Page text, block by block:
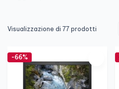
Visualizzazione di 77 prodotti
-66%